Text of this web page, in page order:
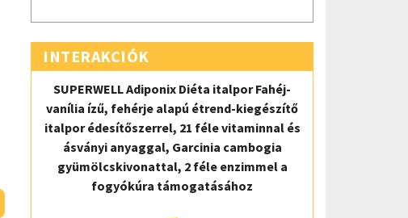
INTERAKCIÓK
SUPERWELL Adiponix Diéta italpor Fahéj-
vanília ízű, fehérje alapú étrend-kiegészítő
italpor édesítőszerrel, 21 féle vitaminnal és
ásványi anyaggal, Garcinia cambogia
gyümölcskivonattal, 2 féle enzimmel a
fogyókúra támogatásához